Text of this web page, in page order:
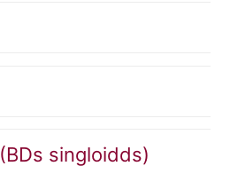
singloidds)